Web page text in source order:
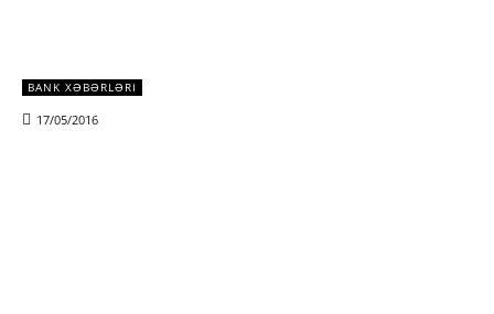
BANK XƏBƏRLƏRI
17/05/2016